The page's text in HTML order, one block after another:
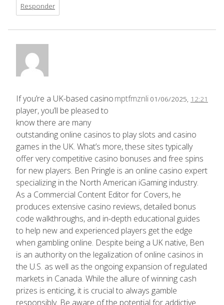
Responder
mptfmznli 01/06/2025, 12:21
If you’re a UK-based casino
player, you’ll be pleased to
know there are many
outstanding online casinos to play slots and casino
games in the UK. What’s more, these sites typically
offer very competitive casino bonuses and free spins
for new players. Ben Pringle is an online casino expert
specializing in the North American iGaming industry.
As a Commercial Content Editor for Covers, he
produces extensive casino reviews, detailed bonus
code walkthroughs, and in-depth educational guides
to help new and experienced players get the edge
when gambling online. Despite being a UK native, Ben
is an authority on the legalization of online casinos in
the U.S. as well as the ongoing expansion of regulated
markets in Canada. While the allure of winning cash
prizes is enticing, it is crucial to always gamble
responsibly. Be aware of the potential for addictive